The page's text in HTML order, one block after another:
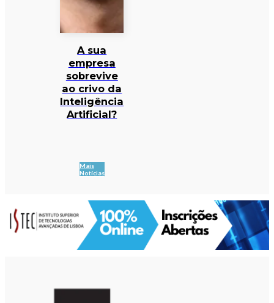
A sua
empresa
sobrevive
ao crivo da
Inteligência
Artificial?
Mais
Notícias